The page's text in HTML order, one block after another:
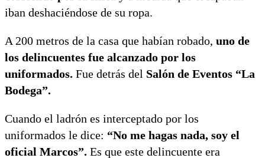
iban deshaciéndose de su ropa.
A 200 metros de la casa que habían robado, uno de
los delincuentes fue alcanzado por los
uniformados. Fue detrás del Salón de Eventos “La
Bodega”.
Cuando el ladrón es interceptado por los
uniformados le dice: “No me hagas nada, soy el
oficial Marcos”. Es que este delincuente era